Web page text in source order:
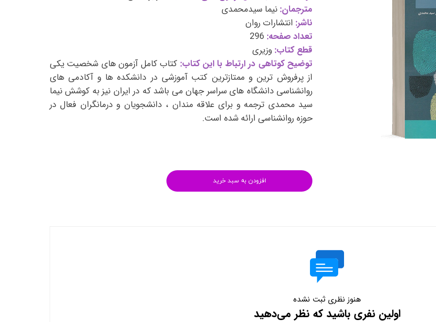
روانشناسی (تست شخصیت)
کتب فرزندپروری و تربیت کودک
کتب روانشناسی خانواده
کتب فن بیان و سخنوری
انتشارات قطره
انتشارات ققنوس
انتشارات مدرسان شریف
انتشارات ویرایش
مترجمان: نیما سیدمحمدی
ناشر: انتشارات روان
تعداد صفحه: 296
قطع کتاب: وزیری
توضیح کوتاهی در ارتباط با این کتاب: کتاب کامل آزمون های شخصیت یکی
از پرفروش ترین و ممتازترین کتب آموزشی در دانشکده ها و آکادمی های
روانشناسی دانشگاه های سراسر جهان می باشد که در ایران نیز به کوشش نیما
سید محمدی ترجمه و برای علاقه مندان ، دانشجویان و درمانگران فعال در
حوزه روانشناسی ارائه شده است.
افزودن به سبد خرید
هنوز نظری ثبت نشده
اولین نفری باشید که نظر می‌دهید